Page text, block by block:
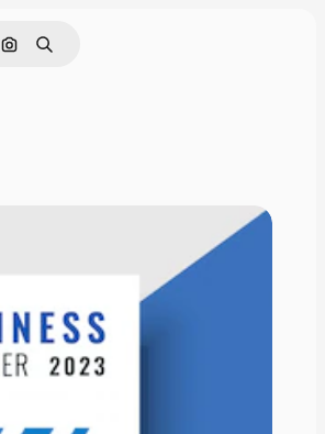
Поиск по изображению
Поиск